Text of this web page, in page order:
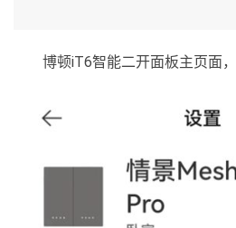
博顿iT6智能二开面板主页面